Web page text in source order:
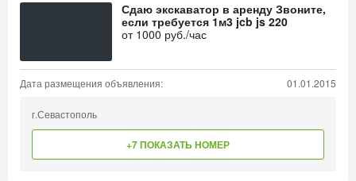
Сдаю экскаватор в аренду Звоните,
если требуется 1м3 jcb js 220
от 1000 руб./час
Дата размещения объявления: 01.01.2015
г.Севастополь
+7 ПОКАЗАТЬ НОМЕР